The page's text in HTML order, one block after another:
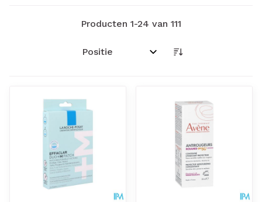
Producten 1-24 van 111
Sorteer op: